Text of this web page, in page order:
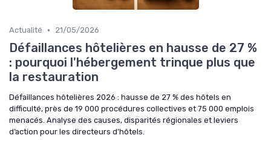
Actualité • 21/05/2026
Défaillances hôtelières en hausse de 27 %
: pourquoi l'hébergement trinque plus que
la restauration
Défaillances hôtelières 2026 : hausse de 27 % des hôtels en
difficulté, près de 19 000 procédures collectives et 75 000 emplois
menacés. Analyse des causes, disparités régionales et leviers
d’action pour les directeurs d’hôtels.